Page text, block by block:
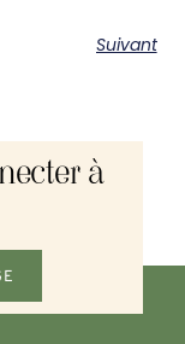
Suivant
à